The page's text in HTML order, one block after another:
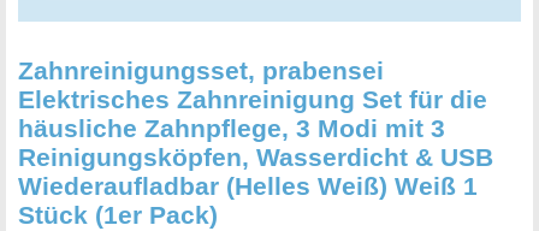
Zahnreinigungsset, prabensei
Elektrisches Zahnreinigung Set für die
häusliche Zahnpflege, 3 Modi mit 3
Reinigungsköpfen, Wasserdicht & USB
Wiederaufladbar (Helles Weiß) Weiß 1
Stück (1er Pack)